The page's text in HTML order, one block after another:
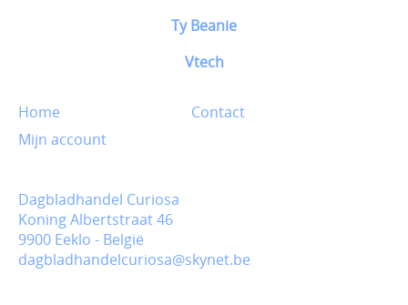
Ty Beanie
Vtech
Home
Contact
Mijn account
Dagbladhandel Curiosa
Koning Albertstraat 46
9900 Eeklo - België
dagbladhandelcuriosa@skynet.be